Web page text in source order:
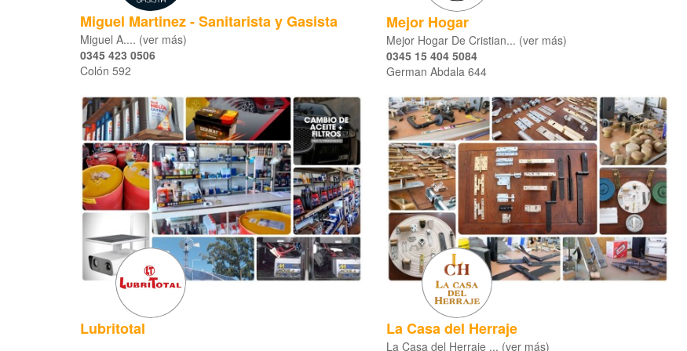
Miguel Martinez - Sanitarista y Gasista
Miguel A.... (ver más)
0345 423 0506
Colón 592
Mejor Hogar
Mejor Hogar De Cristian... (ver más)
0345 15 404 5084
German Abdala 644
Lubritotal La Casa del Herraje
La Casa del Herraje ... (ver más)